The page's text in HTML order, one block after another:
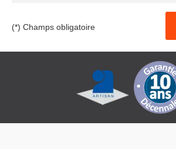
(*) Champs obligatoire